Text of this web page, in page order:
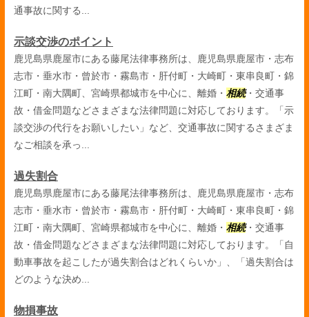
通事故に関する...
示談交渉のポイント
鹿児島県鹿屋市にある藤尾法律事務所は、鹿児島県鹿屋市・志布
志市・垂水市・曾於市・霧島市・肝付町・大崎町・東串良町・錦
江町・南大隅町、宮崎県都城市を中心に、離婚・ 相続・交通事
故・借金問題などさまざまな法律問題に対応しております。「示
談交渉の代行をお願いしたい」など、交通事故に関するさまざま
なご相談を承っ...
過失割合
鹿児島県鹿屋市にある藤尾法律事務所は、鹿児島県鹿屋市・志布
志市・垂水市・曾於市・霧島市・肝付町・大崎町・東串良町・錦
江町・南大隅町、宮崎県都城市を中心に、離婚・ 相続・交通事
故・借金問題などさまざまな法律問題に対応しております。「自
動車事故を起こしたが過失割合はどれくらいか」、「過失割合は
どのような決め...
物損事故